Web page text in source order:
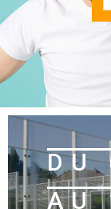
DU
AU